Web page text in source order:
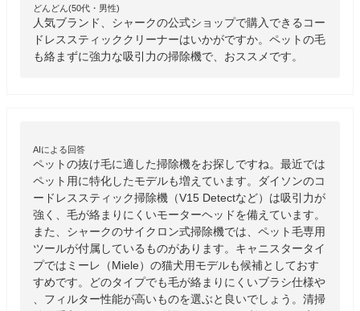
どんどん(50代・男性)
人気ブランド、シャークの公式ショップで購入できるコー
ドレススティッククリーナーはいかがですか。ペットの毛
も絡まずに強力な吸引力の掃除機で、おススメです。
AIによる回答
ペットの抜け毛に適した掃除機をお探しですね。最近では
ペット用に特化したモデルも増えています。ダイソンのコ
ードレススティック掃除機（V15 Detectなど）は吸引力が
強く、毛が絡まりにくいモーターヘッドを備えています。
また、シャークのサイクロン式掃除機では、ペット毛専用
ツールが付属しているものがあります。キャニスタータイ
プではミーレ（Miele）の猫犬用モデルも候補としておす
すめです。どのタイプでも毛が絡まりにくいブラシ仕様や
、フィルター性能が高いものを選ぶと良いでしょう。清掃